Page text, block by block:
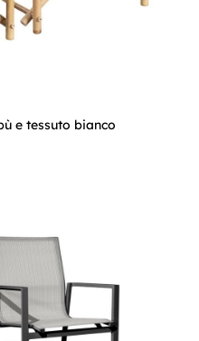
e tessuto bianco